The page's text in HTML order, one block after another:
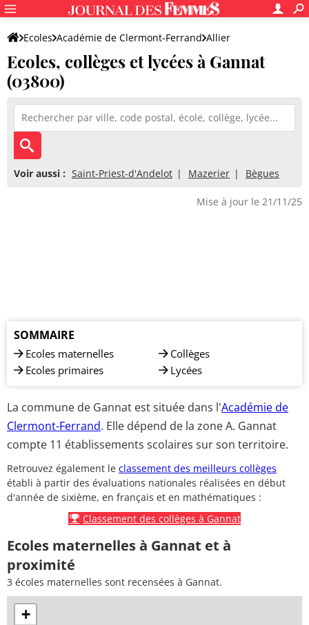
Ecoles Académie de Clermont-Ferrand Allier
Ecoles, collèges et lycées à Gannat
(03800)
Voir aussi : Saint-Priest-d'Andelot Mazerier Bègues
Mise à jour le 21/11/25
SOMMAIRE
Ecoles maternelles
Ecoles primaires
Collèges
Lycées
La commune de Gannat est située dans l'Académie de
Clermont-Ferrand. Elle dépend de la zone A. Gannat
compte 11 établissements scolaires sur son territoire.
Retrouvez également le classement des meilleurs collèges
établi à partir des évaluations nationales réalisées en début
d'année de sixième, en français et en mathématiques :
Classement des collèges à Gannat
Ecoles maternelles à Gannat et à
proximité
3 écoles maternelles sont recensées à Gannat.
+